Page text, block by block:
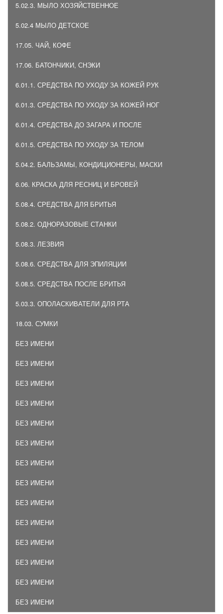
5.02.3. МЫЛО ХОЗЯЙСТВЕННОЕ
5.02.4 МЫЛО ДЕТСКОЕ
17.05. ЧАЙ, КОФЕ
17.06. БАТОНЧИКИ, СНЭКИ
6.01.1. СРЕДСТВА ПО УХОДУ ЗА КОЖЕЙ РУК
6.01.3. СРЕДСТВА ПО УХОДУ ЗА КОЖЕЙ НОГ
6.01.4. СРЕДСТВА ДО ЗАГАРА И ПОСЛЕ
6.01.5. СРЕДСТВА ПО УХОДУ ЗА ТЕЛОМ
5.04.2. БАЛЬЗАМЫ, КОНДИЦИОНЕРЫ, МАСКИ
6.06. КРАСКА ДЛЯ РЕСНИЦ И БРОВЕЙ
5.08.4. СРЕДСТВА ДЛЯ БРИТЬЯ
5.08.2. ОДНОРАЗОВЫЕ СТАНКИ
5.08.3. ЛЕЗВИЯ
5.08.6. СРЕДСТВА ДЛЯ ЭПИЛЯЦИИ
5.08.5. СРЕДСТВА ПОСЛЕ БРИТЬЯ
5.03.3. ОПОЛАСКИВАТЕЛИ ДЛЯ РТА
18.03. СУМКИ
БЕЗ ИМЕНИ
БЕЗ ИМЕНИ
БЕЗ ИМЕНИ
БЕЗ ИМЕНИ
БЕЗ ИМЕНИ
БЕЗ ИМЕНИ
БЕЗ ИМЕНИ
БЕЗ ИМЕНИ
БЕЗ ИМЕНИ
БЕЗ ИМЕНИ
БЕЗ ИМЕНИ
БЕЗ ИМЕНИ
БЕЗ ИМЕНИ
БЕЗ ИМЕНИ